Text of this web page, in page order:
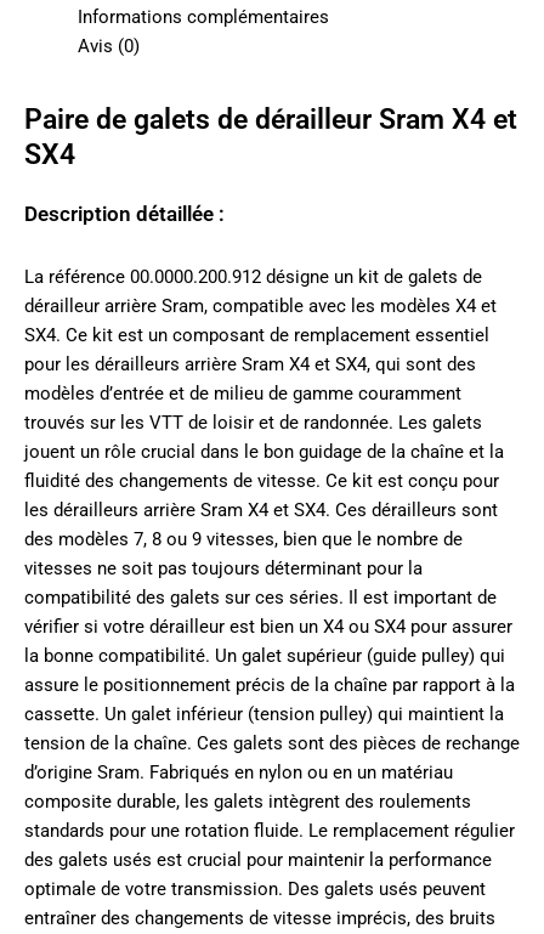
Informations complémentaires
Avis (0)
Paire de galets de dérailleur Sram X4 et
SX4
Description détaillée :
La référence 00.0000.200.912 désigne un kit de galets de
dérailleur arrière Sram, compatible avec les modèles X4 et
SX4. Ce kit est un composant de remplacement essentiel
pour les dérailleurs arrière Sram X4 et SX4, qui sont des
modèles d’entrée et de milieu de gamme couramment
trouvés sur les VTT de loisir et de randonnée. Les galets
jouent un rôle crucial dans le bon guidage de la chaîne et la
fluidité des changements de vitesse. Ce kit est conçu pour
les dérailleurs arrière Sram X4 et SX4. Ces dérailleurs sont
des modèles 7, 8 ou 9 vitesses, bien que le nombre de
vitesses ne soit pas toujours déterminant pour la
compatibilité des galets sur ces séries. Il est important de
vérifier si votre dérailleur est bien un X4 ou SX4 pour assurer
la bonne compatibilité. Un galet supérieur (guide pulley) qui
assure le positionnement précis de la chaîne par rapport à la
cassette. Un galet inférieur (tension pulley) qui maintient la
tension de la chaîne. Ces galets sont des pièces de rechange
d’origine Sram. Fabriqués en nylon ou en un matériau
composite durable, les galets intègrent des roulements
standards pour une rotation fluide. Le remplacement régulier
des galets usés est crucial pour maintenir la performance
optimale de votre transmission. Des galets usés peuvent
entraîner des changements de vitesse imprécis, des bruits